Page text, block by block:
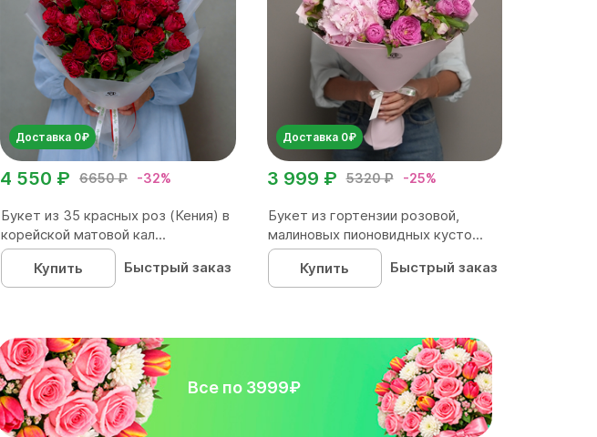
Доставка 0₽
6650 ₽ -32%
4 550 ₽
Букет из 35 красных роз (Кения) в
корейской матовой кал...
Купить
Быстрый заказ
Доставка 0₽
5320 ₽ -25%
3 999 ₽
Букет из гортензии розовой,
малиновых пионовидных кусто...
Купить
Быстрый заказ
Все по 3999₽